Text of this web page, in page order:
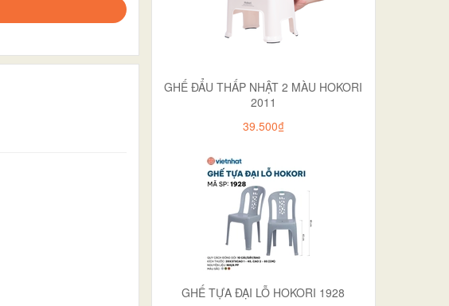
GHẾ ĐẨU THẤP NHẬT 2 MÀU HOKORI
2011
39.500₫
GHẾ TỰA ĐẠI LỖ HOKORI 1928